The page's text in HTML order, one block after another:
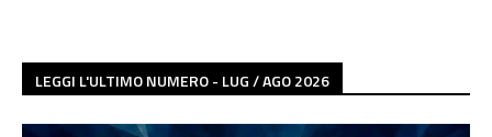
LEGGI L'ULTIMO NUMERO - LUG / AGO 2026